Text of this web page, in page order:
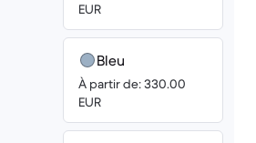
EUR
Bleu
À partir de: 330.00
EUR